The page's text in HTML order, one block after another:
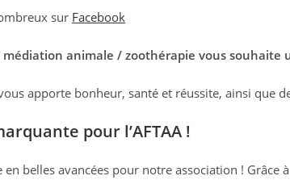
sur Facebook
médiation animale / zoothérapie vous
apporte bonheur, santé et réussite, ainsi que
pour l’AFTAA !
en belles avancées pour notre association !